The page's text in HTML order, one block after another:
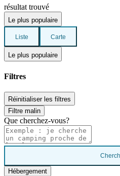
résultat trouvé
Le plus populaire
Liste Carte
Le plus populaire
Filtres
Réinitialiser les filtres
Filtre malin
Que cherchez-vous?
Hébergement